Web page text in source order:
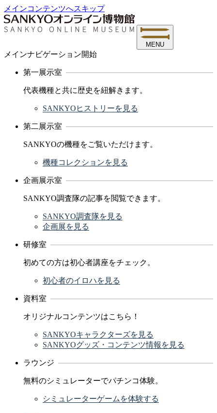
メインコンテンツへスキップ
MENU
メインナビゲーション開始
第一展示室
代表機種と共に歴史を紐解きます。
SANKYOヒストリーを見る
第二展示室
SANKYOの機種をご覧いただけます。
機種コレクションを見る
企画展示室
SANKYO調査隊の記事を閲覧できます。
SANKYO調査隊を見る
企画展を見る
研修室
初めての方は初心者講座をチェック。
初心者のイロハを見る
資料室
オリジナルコンテンツはこちら！
SANKYOキャラクターズを見る
SANKYOグッズ・コンテンツ情報を見る
ラウンジ
無料のシミュレーターでパチンコ体験。
シミュレーターゲームを体験する